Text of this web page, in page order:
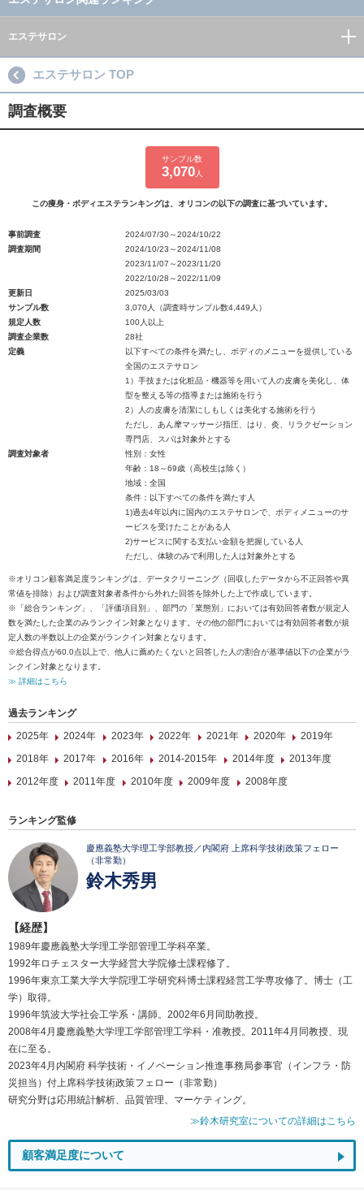
エステサロン
エステサロン TOP
調査概要
サンプル数
3,070人
この痩身・ボディエステランキングは、オリコンの以下の調査に基づいています。
事前調査
2024/07/30～2024/10/22
調査期間
2024/10/23～2024/11/08
2023/11/07～2023/11/20
2022/10/28～2022/11/09
更新日
2025/03/03
サンプル数
3,070人（調査時サンプル数4,449人）
規定人数
100人以上
調査企業数
28社
定義
以下すべての条件を満たし、ボディのメニューを提供している
全国のエステサロン
1）手技または化粧品・機器等を用いて人の皮膚を美化し、体
型を整える等の指導または施術を行う
2）人の皮膚を清潔にしもしくは美化する施術を行う
ただし、あん摩マッサージ指圧、はり、灸、リラクゼーション
専門店、スパは対象外とする
調査対象者
性別：女性
年齢：18～69歳（高校生は除く）
地域：全国
条件：以下すべての条件を満たす人
1)過去4年以内に国内のエステサロンで、ボディメニューのサ
ービスを受けたことがある人
2)サービスに関する支払い金額を把握している人
ただし、体験のみで利用した人は対象外とする
※オリコン顧客満足度ランキングは、データクリーニング（回収したデータから不正回答や異
常値を排除）および調査対象者条件から外れた回答を除外した上で作成しています。
※「総合ランキング」、「評価項目別」、部門の「業態別」においては有効回答者数が規定人
数を満たした企業のみランクイン対象となります。その他の部門においては有効回答者数が規
定人数の半数以上の企業がランクイン対象となります。
※総合得点が60.0点以上で、他人に薦めたくないと回答した人の割合が基準値以下の企業がラ
ンクイン対象となります。
≫ 詳細はこちら
過去ランキング
2025年
2024年 2023年 2022年 2021年 2020年
2019年
2018年
2017年 2016年 2014-2015年 2014年度
2013年度
2012年度
2011年度 2010年度 2009年度 2008年度
ランキング監修
慶應義塾大学理工学部教授／内閣府 上席科学技術政策フェロー
（非常勤）
鈴木秀男
【経歴】
1989年慶應義塾大学理工学部管理工学科卒業。
1992年ロチェスター大学経営大学院修士課程修了。
1996年東京工業大学大学院理工学研究科博士課程経営工学専攻修了。博士（工
学）取得。
1996年筑波大学社会工学系・講師。2002年6月同助教授。
2008年4月慶應義塾大学理工学部管理工学科・准教授。2011年4月同教授、現
在に至る。
2023年4月内閣府 科学技術・イノベーション推進事務局参事官（インフラ・防
災担当）付上席科学技術政策フェロー（非常勤）
研究分野は応用統計解析、品質管理、マーケティング。
≫鈴木研究室についての詳細はこちら
顧客満足度について